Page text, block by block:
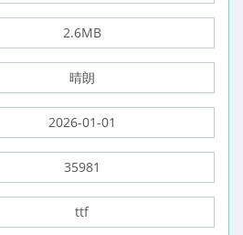
2.6MB
晴朗
2026-01-01
35981
ttf